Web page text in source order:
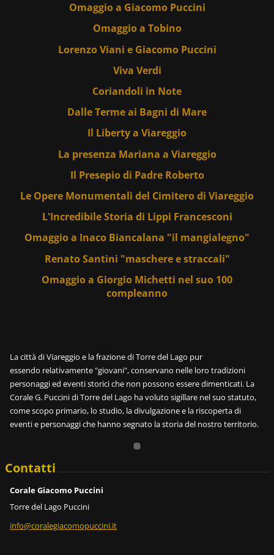
Omaggio a Giacomo Puccini
Omaggio a Tobino
Lorenzo Viani e Giacomo Puccini
Viva Verdi
Coriandoli in Note
Dalle Terme ai Bagni di Mare
Il Liberty a Viareggio
La presenza Mariana a Viareggio
Il Presepio di Padre Roberto
Le Opere Monumentali del Cimitero di Viareggio
L'Incredibile Storia di Lippi Francesconi
Omaggio a Inaco Biancalana "il mangialegno"
Renato Santini "maschere e straccali"
Omaggio a Giorgio Michetti nel suo 100
compleanno
La città di Viareggio e la frazione di Torre del Lago pur
essendo relativamente "giovani", conservano nelle loro tradizioni
personaggi ed eventi storici che non possono essere dimenticati. La
Corale G. Puccini di Torre del Lago ha voluto sigillare nel suo statuto,
come scopo primario, lo studio, la divulgazione e la riscoperta di
eventi e personaggi che hanno segnato la storia del nostro territorio.
Contatti
Corale Giacomo Puccini
Torre del Lago Puccini
info@coralegiacomopuccini.it